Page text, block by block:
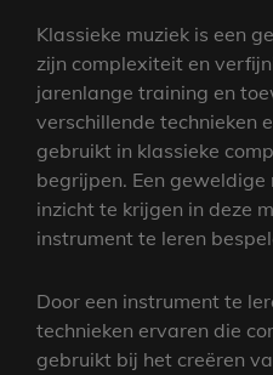
Klassieke muziek is een
zijn complexiteit en
jarenlange training en
verschillende technieken
gebruikt in klassieke
begrijpen. Een
inzicht te krijgen in deze
instrument te leren
Door een instrument te
technieken ervaren die
gebruikt bij het creëren